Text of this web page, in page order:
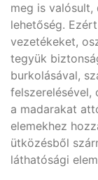
meg is valósult,
lehetőség.
vezetékeket,
tegyük
burkolásával,
felszerelésével,
a madarakat
elemekhez
ütközésből
láthatósági